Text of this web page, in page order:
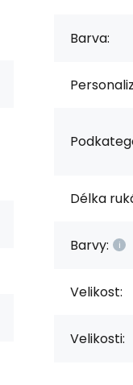
Barva:
Délka
Barvy:
Velikost:
Velikosti: